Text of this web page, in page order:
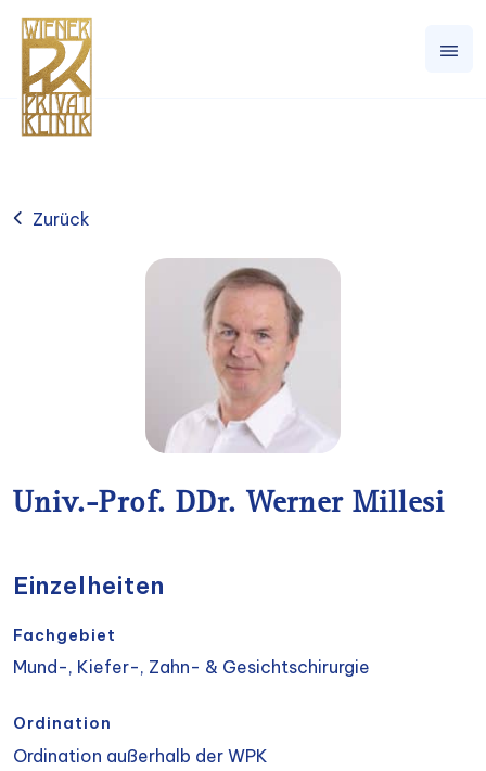
Zurück
Univ.-Prof. DDr. Werner Millesi
Einzelheiten
Fachgebiet
Mund-, Kiefer-, Zahn- & Gesichtschirurgie
Ordination
Ordination außerhalb der WPK